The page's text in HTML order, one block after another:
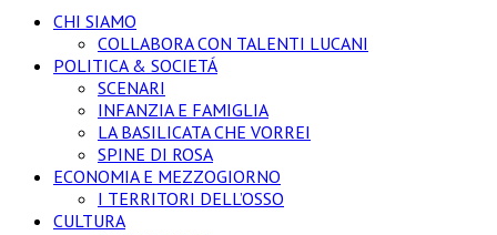
CHI SIAMO
COLLABORA CON TALENTI LUCANI
POLITICA & SOCIETÁ
SCENARI
INFANZIA E FAMIGLIA
LA BASILICATA CHE VORREI
SPINE DI ROSA
ECONOMIA E MEZZOGIORNO
I TERRITORI DELL’OSSO
CULTURA